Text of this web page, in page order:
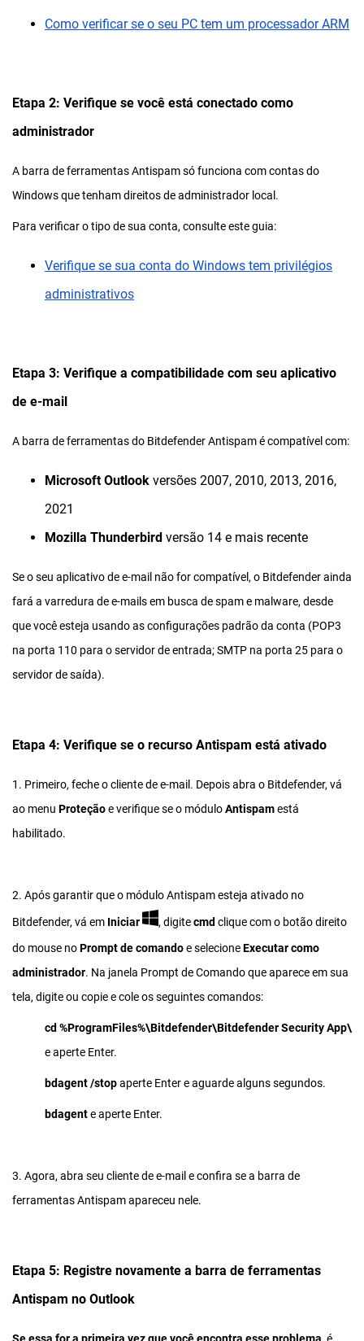
Como verificar se o seu PC tem um processador ARM
Etapa 2: Verifique se você está conectado como
administrador
A barra de ferramentas Antispam só funciona com contas do
Windows que tenham direitos de administrador local.
Para verificar o tipo de sua conta, consulte este guia:
Verifique se sua conta do Windows tem privilégios
administrativos
Etapa 3: Verifique a compatibilidade com seu aplicativo
de e-mail
A barra de ferramentas do Bitdefender Antispam é compatível com:
Microsoft Outlook versões 2007, 2010, 2013, 2016,
2021
Mozilla Thunderbird versão 14 e mais recente
Se o seu aplicativo de e-mail não for compatível, o Bitdefender ainda
fará a varredura de e-mails em busca de spam e malware, desde
que você esteja usando as configurações padrão da conta (POP3
na porta 110 para o servidor de entrada; SMTP na porta 25 para o
servidor de saída).
Etapa 4: Verifique se o recurso Antispam está ativado
1. Primeiro, feche o cliente de e-mail. Depois abra o Bitdefender, vá
ao menu Proteçãoe verifique se o móduloAntispamestá
habilitado.
2. Após garantir que o módulo Antispam esteja ativado no
Bitdefender, vá em Iniciar , digitecmd clique com o botão direito
do mouse noPrompt de comandoe selecioneExecutar como
administrador. Na janela Prompt de Comando que aparece em sua
tela, digite ou copie e cole os seguintes comandos:
cd %ProgramFiles%\Bitdefender\Bitdefender Security App\
e aperte Enter.
bdagent /stopaperte Enter e aguarde alguns segundos.
bdagente aperte Enter.
3. Agora, abra seu cliente de e-mail e confira se a barra de
ferramentas Antispam apareceu nele.
Etapa 5: Registre novamente a barra de ferramentas
Antispam no Outlook